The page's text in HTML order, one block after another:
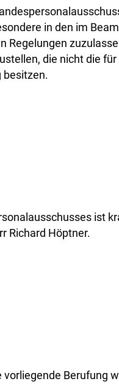
in den im
Regelungen
die nicht die
besitzen.
ist
Richard Höptner.
Berufung